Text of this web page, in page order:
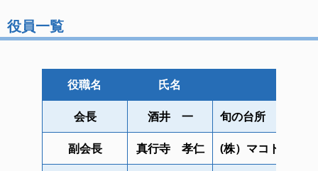
役員一覧
役職名 氏名
会長 酒井 一 旬の台所 しゃん
副会長 真行寺 孝仁 (株）マコトサービ